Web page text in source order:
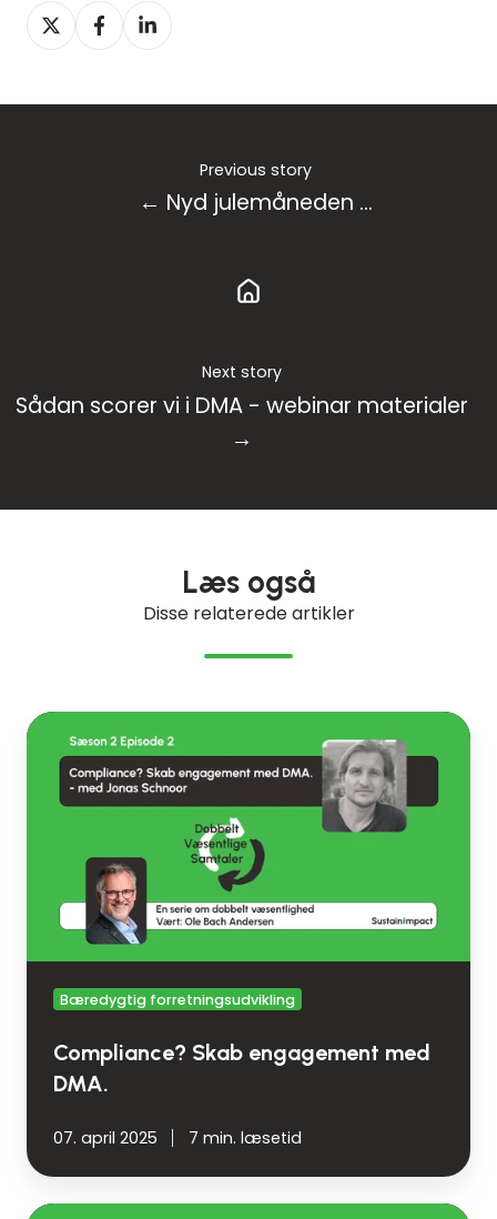
Del
på
Del
på
Del
på
Previous story
← Nyd julemåneden ...
Next story
Sådan scorer vi i DMA - webinar materialer
→
Læs også
Disse relaterede artikler
Compliance?
Skab
engagement
med
Bæredygtig forretningsudvikling
Compliance? Skab engagement med
DMA.
07. april 2025 7 min. læsetid